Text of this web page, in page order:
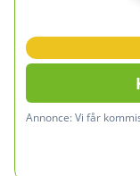
Annonce:Vi får